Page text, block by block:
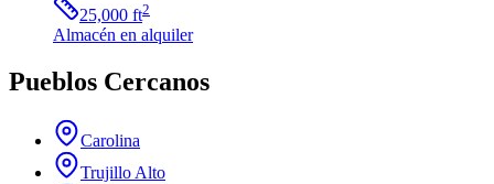
25,000 ft2
Almacén en alquiler
Pueblos Cercanos
Carolina
Trujillo Alto